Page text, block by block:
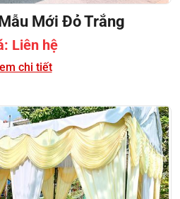
Mới Đỏ Trắng
Liên hệ
chi tiết